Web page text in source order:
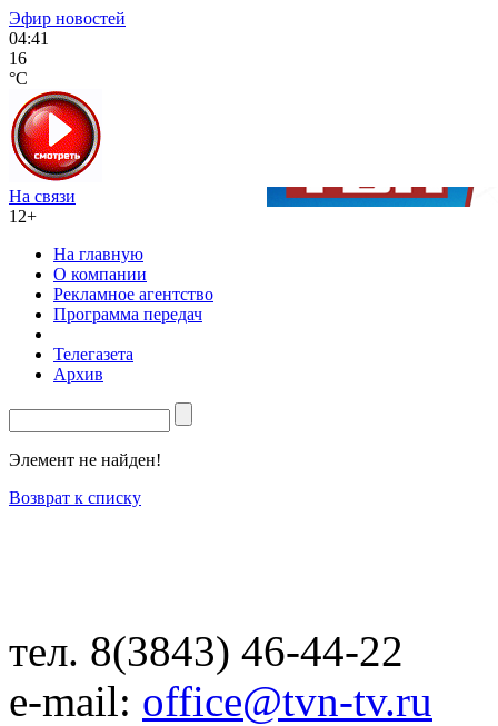
Эфир новостей
04:41
16
°C
На связи
12+
На главную
О компании
Рекламное агентство
Программа передач
Телегазета
Архив
Элемент не найден!
Возврат к списку
тел. 8(3843) 46-44-22
e-mail: office@tvn-tv.ru